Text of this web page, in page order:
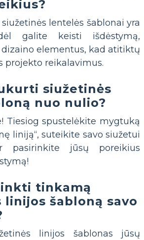
lentelės šablonai yra
galite keisti išdėstymą,
elementus, kad atitiktų
projekto reikalavimus.
siužetinės
nuo nulio?
Tiesiog spustelėkite mygtuką
liniją“, suteikite savo siužetui
pasirinkite jūsų poreikius
tinkamą
linijos šabloną savo
linijos šablonas jūsų